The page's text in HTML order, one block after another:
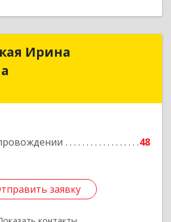
Ирина
48
заявку
ИП Вербицкая Ирина
Подробнее
заявку